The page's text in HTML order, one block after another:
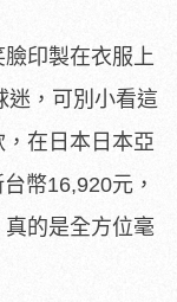
印製在衣服上
迷，可別小看這
在日本日本亞
幣16,920元，
的是全方位毫